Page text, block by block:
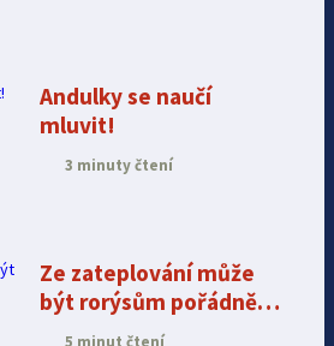
Andulky se naučí
mluvit!
3 minuty čtení
Ze zateplování může
být rorýsům pořádně
horko
5 minut čtení